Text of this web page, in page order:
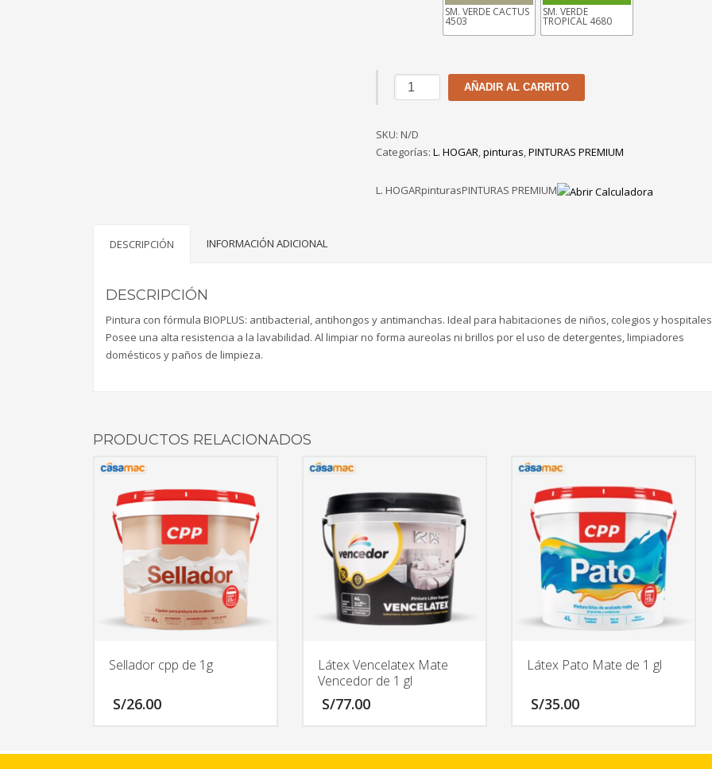
SM. VERDE CACTUS
4503
SM. VERDE
TROPICAL 4680
Látex
Supermate
de
1
cantidad
AÑADIR AL CARRITO
SKU:N/D
Categorías:L. HOGAR,pinturas,PINTURAS PREMIUM
L. HOGARpinturasPINTURAS PREMIUM
DESCRIPCIÓN INFORMACIÓN ADICIONAL
DESCRIPCIÓN
Pintura con fórmula BIOPLUS: antibacterial, antihongos y antimanchas. Ideal para habitaciones de niños, colegios y
Posee una alta resistencia a la lavabilidad. Al limpiar no forma aureolas ni brillos por el uso de detergentes, limpiadores
domésticos y paños de limpieza.
PRODUCTOS RELACIONADOS
Sellador cpp de 1g
S/26.00
Látex Vencelatex Mate
Vencedor de 1 gl
S/77.00
producto
Látex Pato Mate de 1 gl
S/35.00
producto